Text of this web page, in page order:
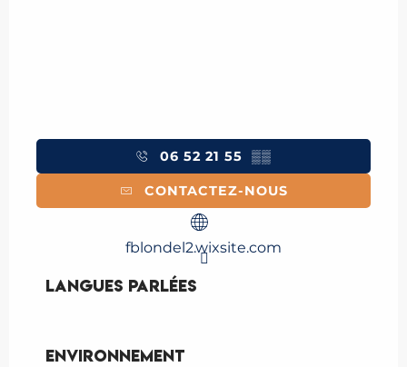
06 52 21 55 ▒▒
CONTACTEZ-NOUS
fblondel2.wixsite.com
Langues parlées
Langues parlées
Environnement
Environnement